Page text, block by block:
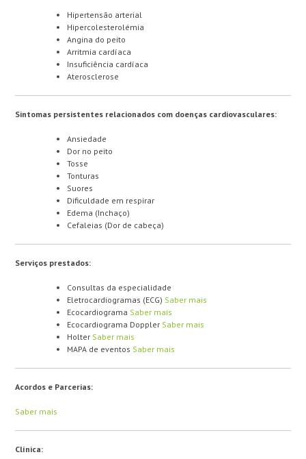
Hipertensão arterial
Hipercolesterolémia
Angina do peito
Arritmia cardíaca
Insuficiência cardíaca
Aterosclerose
Sintomas persistentes relacionados com doenças cardiovasculares:
Ansiedade
Dor no peito
Tosse
Tonturas
Suores
Dificuldade em respirar
Edema (Inchaço)
Cefaleias (Dor de cabeça)
Serviços prestados:
Consultas da especialidade
Eletrocardiogramas (ECG) Saber mais
Ecocardiograma Saber mais
Ecocardiograma Doppler Saber mais
Holter Saber mais
MAPA de eventos Saber mais
Acordos e Parcerias:
Saber mais
Clínica: